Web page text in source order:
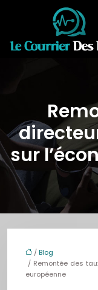
sur
/ Blog
/ Remontée des
européenne